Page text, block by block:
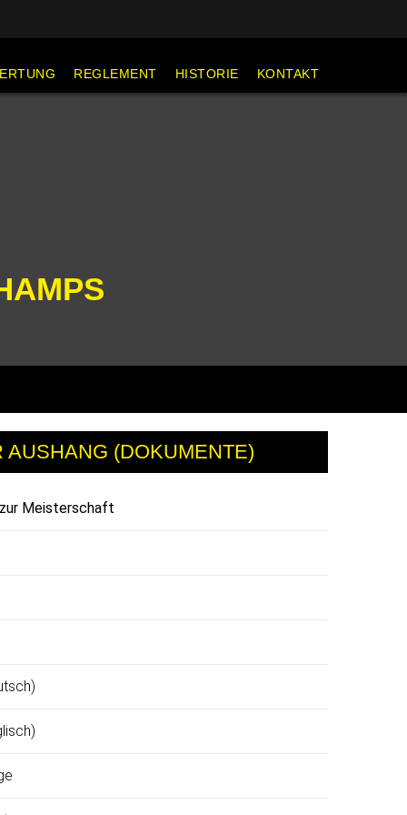
REGLEMENT HISTORIE KONTAKT
AUSHANG (DOKUMENTE)
Meisterschaft